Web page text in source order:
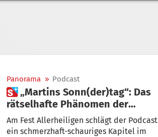
Panorama » Podcast
 „Martins Sonn(der)tag“: Das
rätselhafte Phänomen der
blutenden Wunden
Am Fest Allerheiligen schlägt der Podcast
ein schmerzhaft-schauriges Kapitel im